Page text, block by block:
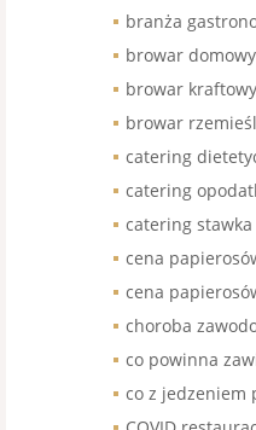
branża
browar domowy
browar kraftowy
browar
catering
catering
catering stawka
cena
cena
choroba
co powinna
co z jedzeniem